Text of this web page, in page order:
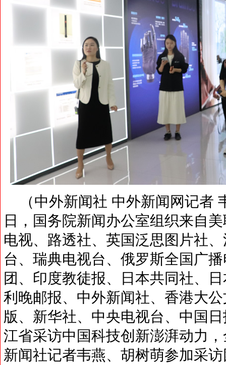
（中外新闻社 中外新闻网记者
日，国务院新闻办公室组织来自
电视、路透社、英国泛思图片社
台、瑞典电视台、俄罗斯全国广
团、印度教徒报、日本共同社、
利晚邮报、中外新闻社、香港大
版、新华社、中央电视台、中国
江省采访中国科技创新澎湃动力
新闻社记者韦燕、胡树萌参加采